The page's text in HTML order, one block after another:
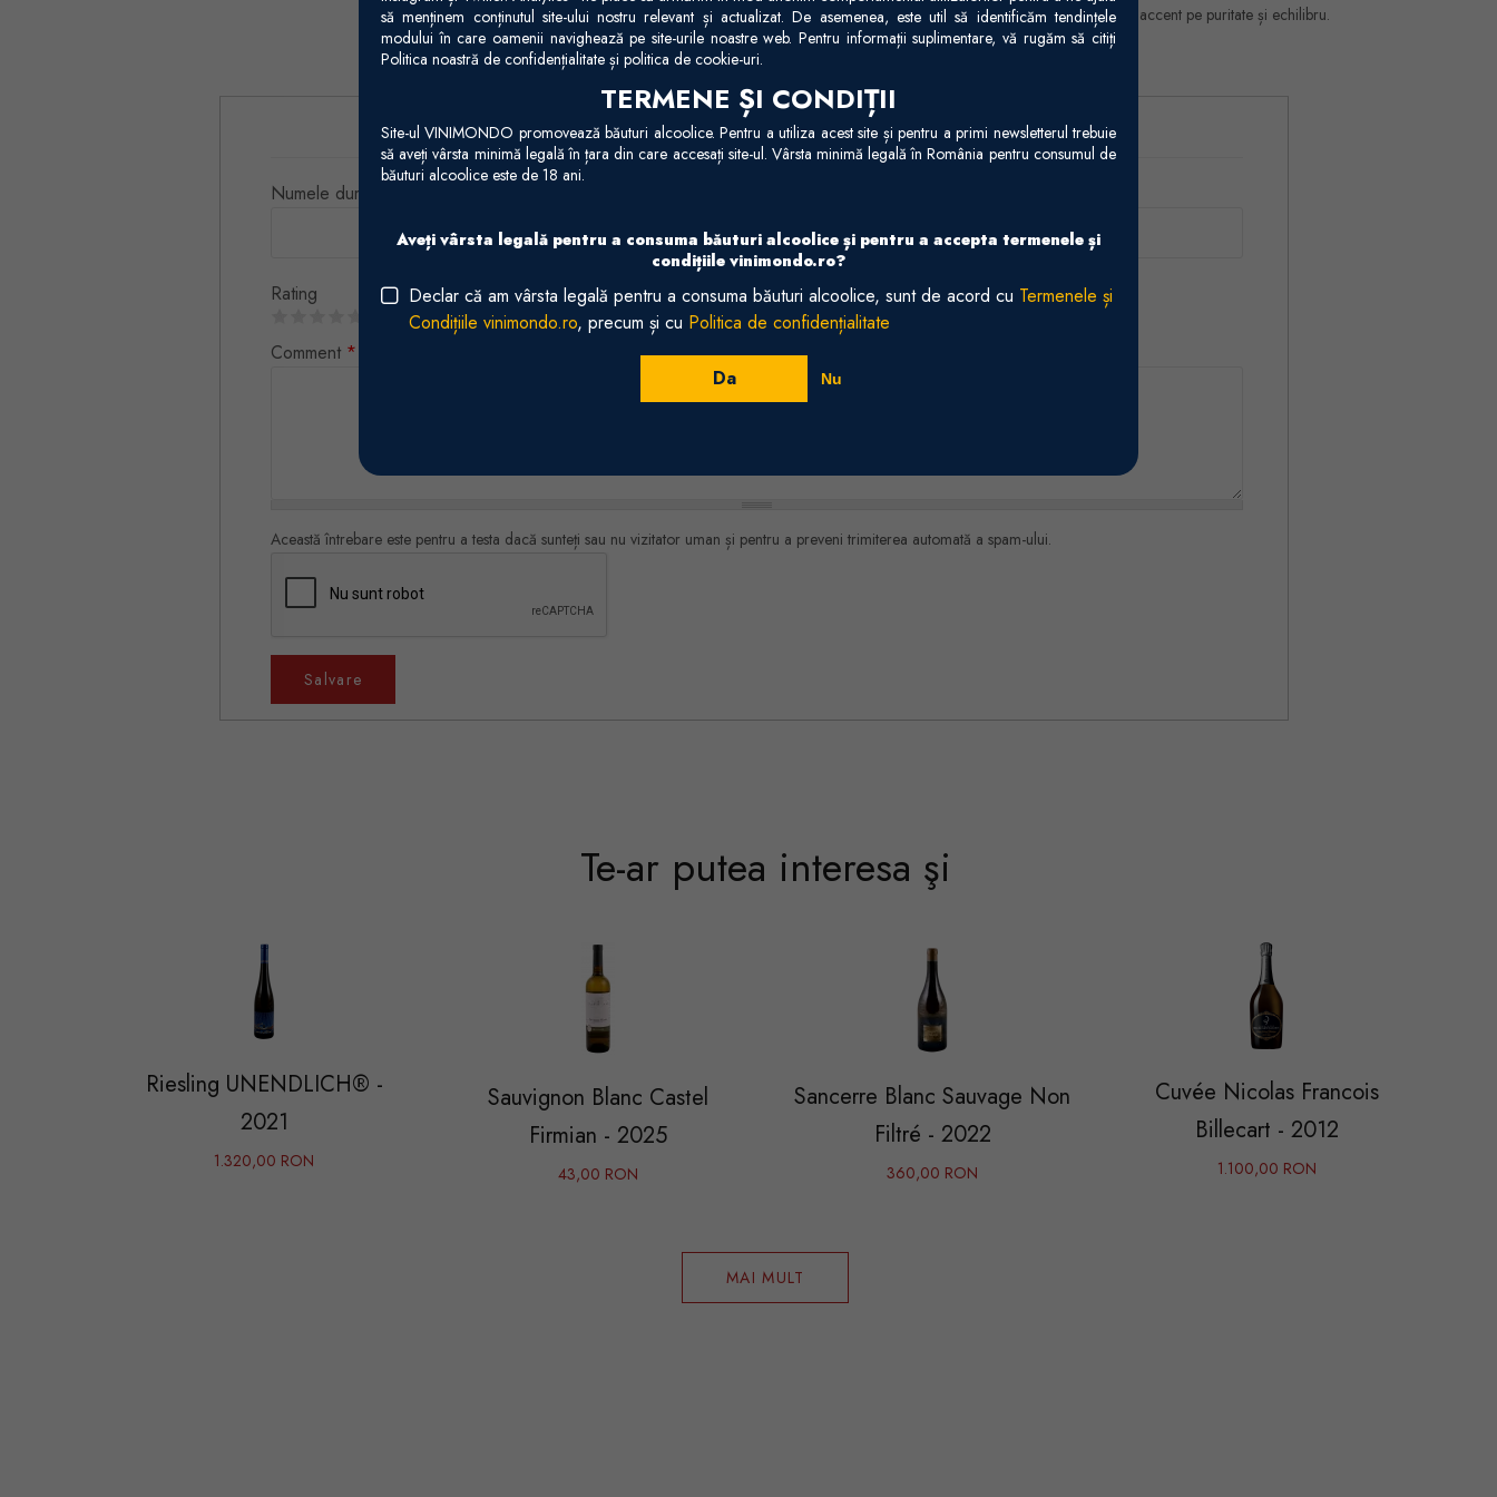
să menținem conținutul site-ului nostru relevant și actualizat. De asemenea, este util să identificăm tendințele
modului în care oamenii navighează pe site-urile noastre web. Pentru informații suplimentare, vă rugăm să citiți
Politica noastră de confidențialitate și politica de cookie-uri.
TERMENE ȘI CONDIȚII
Site-ul VINIMONDO promovează băuturi alcoolice. Pentru a utiliza acest site și pentru a primi newsletterul trebuie
să aveți vârsta minimă legală în țara din care accesați site-ul. Vârsta minimă legală în România pentru consumul de
băuturi alcoolice este de 18 ani.
Aveți vârsta legală pentru a consuma băuturi alcoolice și pentru a accepta termenele și
condițiile vinimondo.ro?
Declar că am vârsta legală pentru a consuma băuturi alcoolice, sunt de acord cu Termenele și
Condițiile vinimondo.ro, precum și cu Politica de confidențialitate
Da Nu
proaspăt și accesibil, cu accent pe puritate și echilibru.
Recenzii
Numele dumneavoastră
Rating
Comment *
Această întrebare este pentru a testa dacă sunteți sau nu vizitator uman și pentru a preveni trimiterea automată a spam-ului.
Salvare
Te-ar putea interesa şi
Riesling UNENDLICH® -
2021
1.320,00 RON
Sauvignon Blanc Castel
Firmian - 2025
43,00 RON
Sancerre Blanc Sauvage Non
Filtré - 2022
360,00 RON
Cuvée Nicolas Francois
Billecart - 2012
1.100,00 RON
MAI MULT